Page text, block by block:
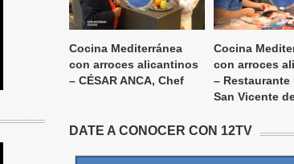
Cocina Mediterránea
con arroces alicantinos
– CÉSAR ANCA, Chef
Cocina
con arroces
– Restaurante
San Vicente
DATE A CONOCER CON 12TV